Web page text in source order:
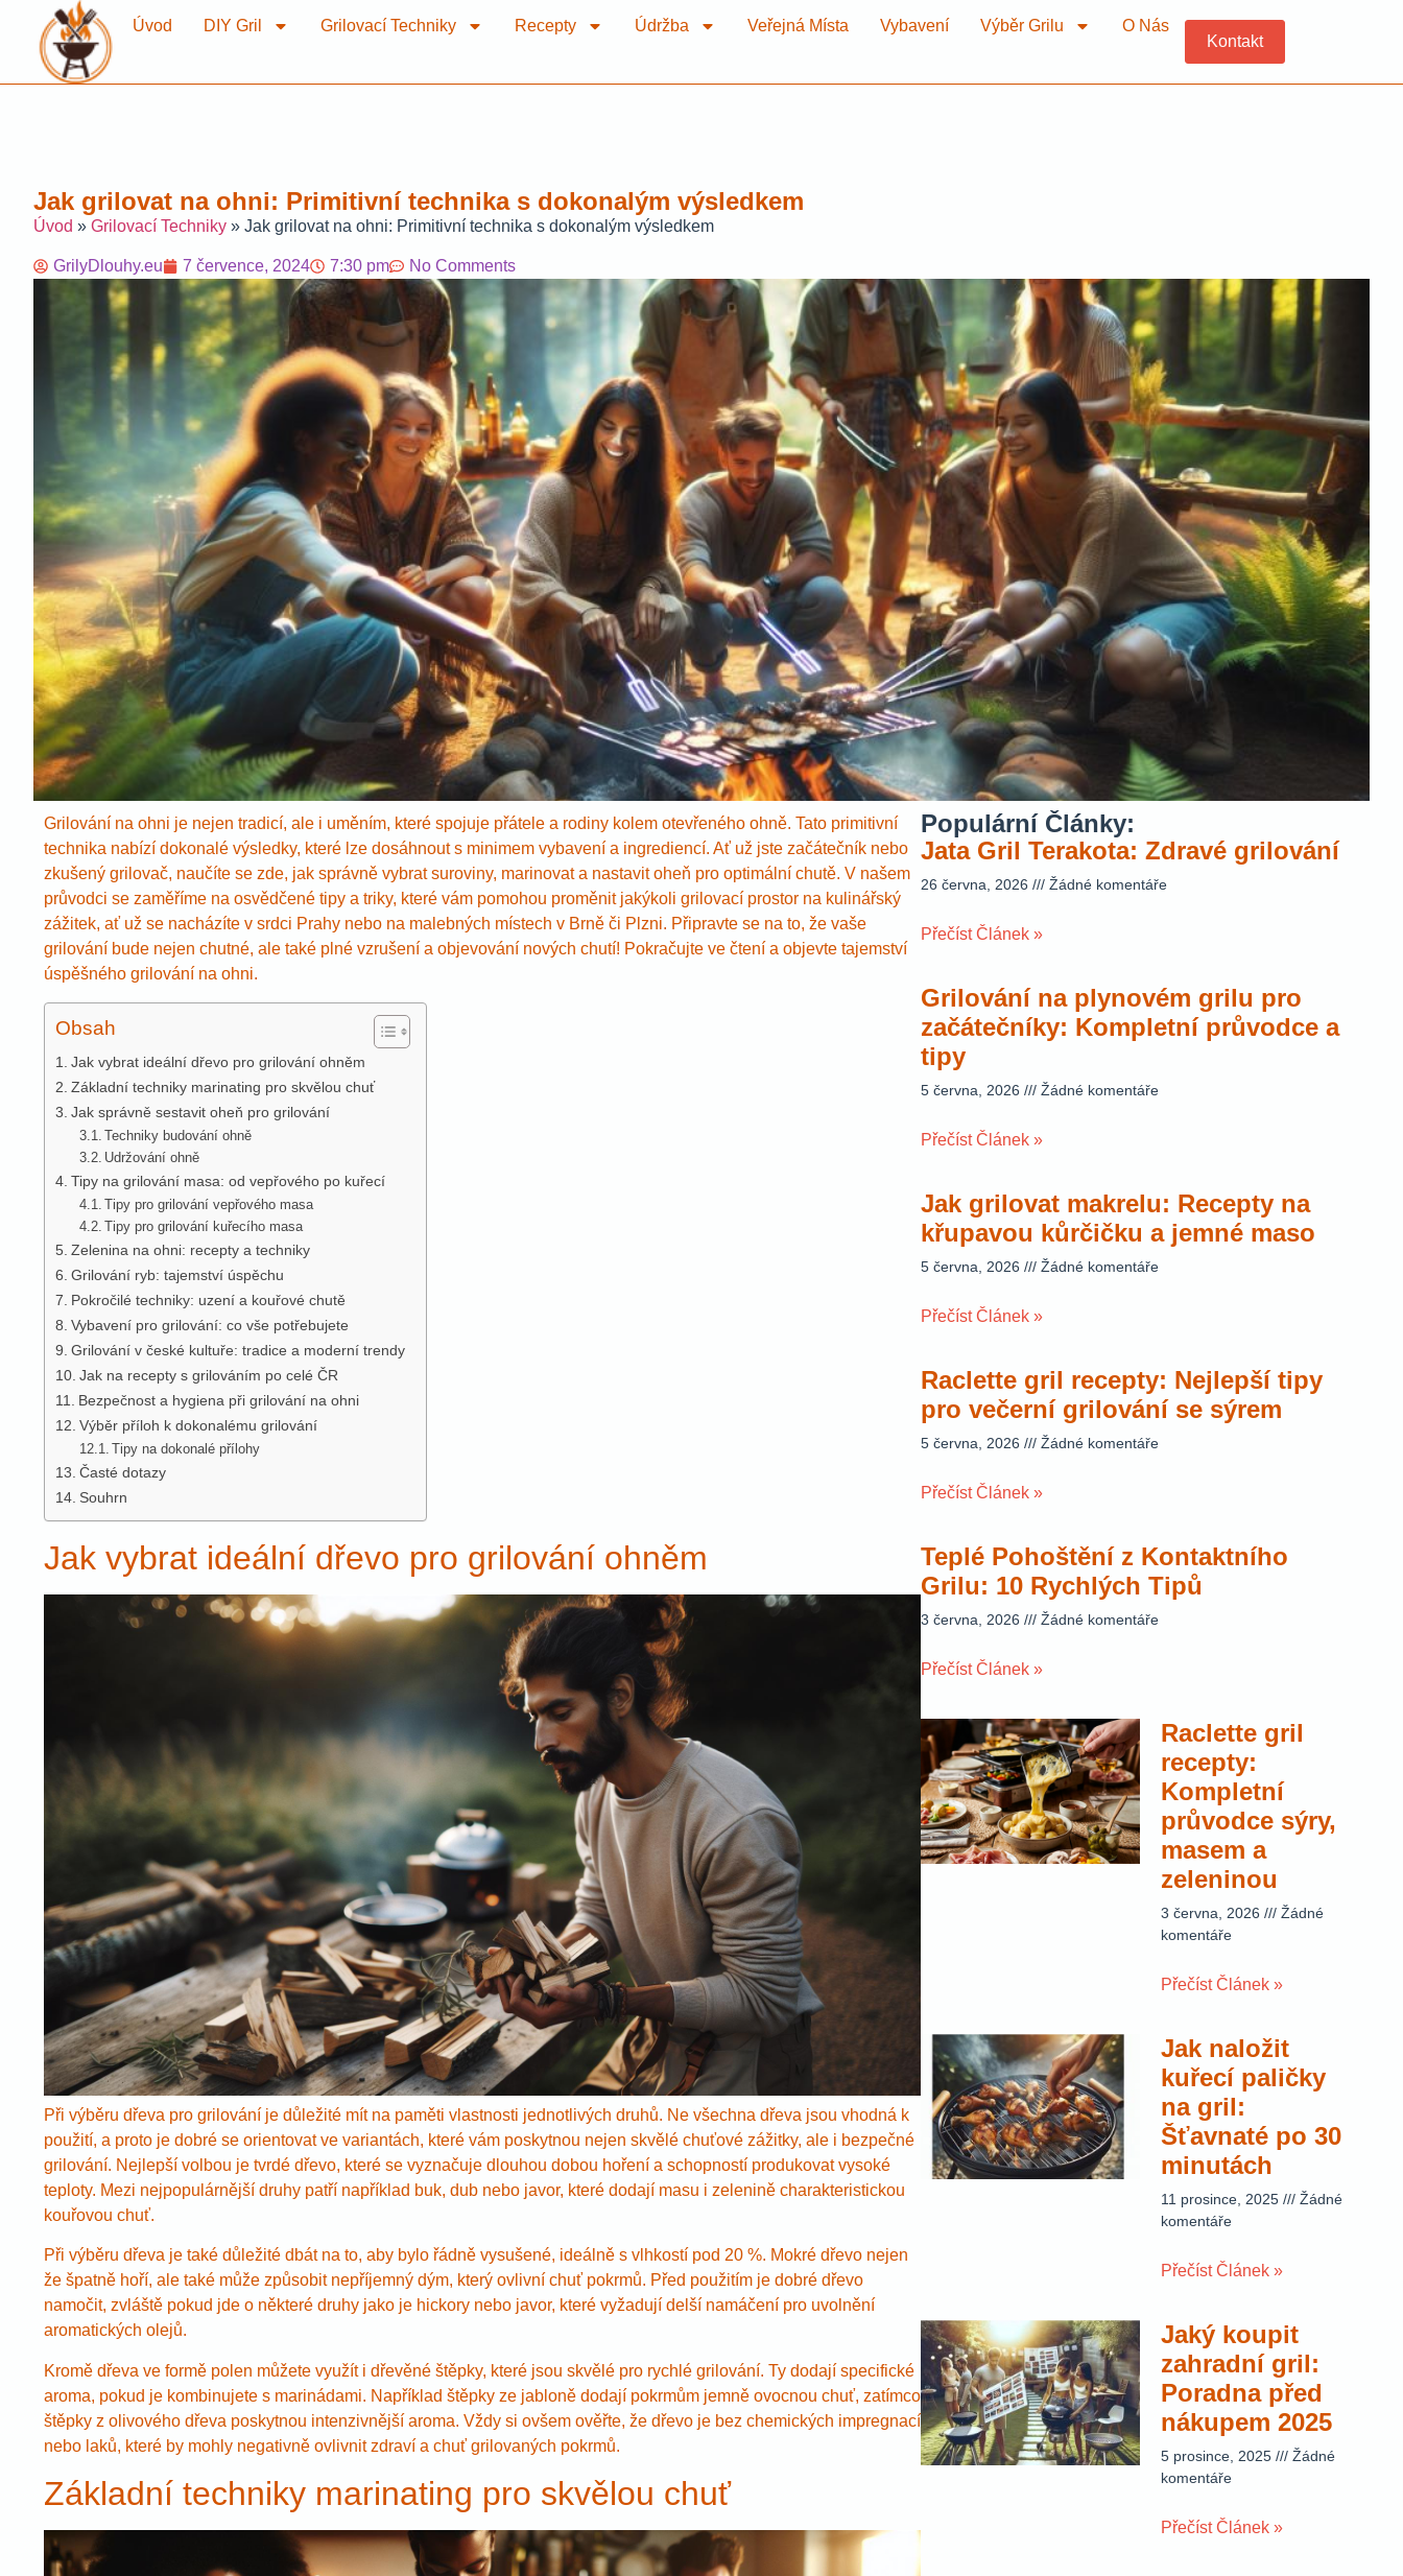
Úvod DIY Gril Grilovací Techniky Recepty Údržba Veřejná Místa Vybavení Výběr Grilu
O Nás
Kontakt
Jak grilovat na ohni: Primitivní technika s dokonalým výsledkem
Úvod » Grilovací Techniky » Jak grilovat na ohni: Primitivní technika s dokonalým výsledkem
GrilyDlouhy.eu 7 července, 2024 7:30 pm No Comments
Grilování na ohni je nejen tradicí, ale i uměním, které spojuje přátele a rodiny kolem otevřeného ohně. Tato primitivní
technika nabízí dokonalé výsledky, které lze dosáhnout s minimem vybavení a ingrediencí. Ať už jste začátečník nebo
zkušený grilovač, naučíte se zde, jak správně vybrat suroviny, marinovat a nastavit oheň pro optimální chutě. V našem
průvodci se zaměříme na osvědčené tipy a triky, které vám pomohou proměnit jakýkoli grilovací prostor na kulinářský
zážitek, ať už se nacházíte v srdci Prahy nebo na malebných místech v Brně či Plzni. Připravte se na to, že vaše
grilování bude nejen chutné, ale také plné vzrušení a objevování nových chutí! Pokračujte ve čtení a objevte tajemství
úspěšného grilování na ohni.
Obsah
Jak vybrat ideální dřevo pro grilování ohněm
Základní techniky marinating pro skvělou chuť
Jak správně sestavit oheň pro grilování
Techniky budování ohně
Udržování ohně
Tipy na grilování masa: od vepřového po kuřecí
Tipy pro grilování vepřového masa
Tipy pro grilování kuřecího masa
Zelenina na ohni: recepty a techniky
Grilování ryb: tajemství úspěchu
Pokročilé techniky: uzení a kouřové chutě
Vybavení pro grilování: co vše potřebujete
Grilování v české kultuře: tradice a moderní trendy
Jak na recepty s grilováním po celé ČR
Bezpečnost a hygiena při grilování na ohni
Výběr příloh k dokonalému grilování
Tipy na dokonalé přílohy
Časté dotazy
Souhrn
Jak vybrat ideální dřevo pro grilování ohněm
Při výběru dřeva pro grilování je důležité mít na paměti vlastnosti jednotlivých druhů. Ne všechna dřeva jsou vhodná k
použití, a proto je dobré se orientovat ve variantách, které vám poskytnou nejen skvělé chuťové zážitky, ale i bezpečné
grilování. Nejlepší volbou je tvrdé dřevo, které se vyznačuje dlouhou dobou hoření a schopností produkovat vysoké
teploty. Mezi nejpopulárnější druhy patří například buk, dub nebo javor, které dodají masu i zelenině charakteristickou
kouřovou chuť.
Při výběru dřeva je také důležité dbát na to, aby bylo řádně vysušené, ideálně s vlhkostí pod 20 %. Mokré dřevo nejen
že špatně hoří, ale také může způsobit nepříjemný dým, který ovlivní chuť pokrmů. Před použitím je dobré dřevo
namočit, zvláště pokud jde o některé druhy jako je hickory nebo javor, které vyžadují delší namáčení pro uvolnění
aromatických olejů.
Kromě dřeva ve formě polen můžete využít i dřevěné štěpky, které jsou skvělé pro rychlé grilování. Ty dodají specifické
aroma, pokud je kombinujete s marinádami. Například štěpky ze jabloně dodají pokrmům jemně ovocnou chuť, zatímco
štěpky z olivového dřeva poskytnou intenzivnější aroma. Vždy si ovšem ověřte, že dřevo je bez chemických impregnací
nebo laků, které by mohly negativně ovlivnit zdraví a chuť grilovaných pokrmů.
Základní techniky marinating pro skvělou chuť
Populární Články:
Jata Gril Terakota: Zdravé grilování
26 června, 2026 Žádné komentáře
Přečíst Článek »
Grilování na plynovém grilu pro
začátečníky: Kompletní průvodce a
tipy
5 června, 2026 Žádné komentáře
Přečíst Článek »
Jak grilovat makrelu: Recepty na
křupavou kůrčičku a jemné maso
5 června, 2026 Žádné komentáře
Přečíst Článek »
Raclette gril recepty: Nejlepší tipy
pro večerní grilování se sýrem
5 června, 2026 Žádné komentáře
Přečíst Článek »
Teplé Pohoštění z Kontaktního
Grilu: 10 Rychlých Tipů
3 června, 2026 Žádné komentáře
Přečíst Článek »
Raclette gril
recepty:
Kompletní
průvodce sýry,
masem a
zeleninou
3 června, 2026
Žádné
komentáře
Přečíst Článek »
Jak naložit
kuřecí paličky
na gril:
Šťavnaté po 30
minutách
11 prosince, 2025
Žádné
komentáře
Přečíst Článek »
Jaký koupit
zahradní gril:
Poradna před
nákupem 2025
5 prosince, 2025
Žádné
komentáře
Přečíst Článek »